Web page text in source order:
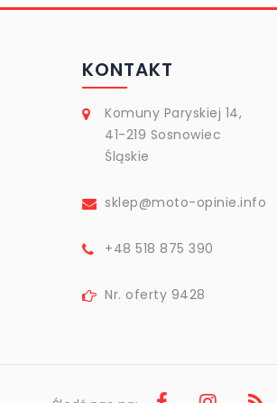
KONTAKT
Komuny Paryskiej 14,
41-219 Sosnowiec
Śląskie
sklep@moto-opinie.info
+48 518 875 390
Nr. oferty 9428